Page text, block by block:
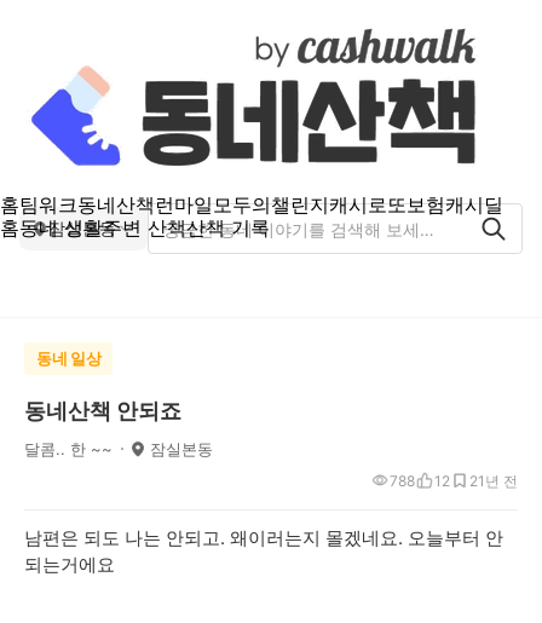
홈팀워크동네산책런마일모두의챌린지캐시로또보험캐시딜
홈동네 생활주변 산책산책 기록
잠실본동
동네 일상
동네산책 안되죠
달콤.. 한 ~~ 잠실본동
1년 전
788 12 2
남편은 되도 나는 안되고. 왜이러는지 몰겠네요. 오늘부터 안
되는거에요